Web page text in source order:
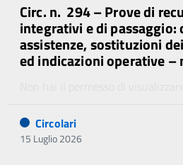
Circ. n. 294 – Prove di
integrativi e di passaggio:
assistenze, sostituzioni
ed indicazioni operative –
Circolari
15 Luglio 2026